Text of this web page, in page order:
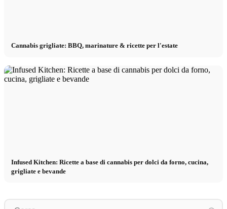
Cannabis grigliate: BBQ, marinature & ricette per l'estate
Infused Kitchen: Ricette a base di cannabis per dolci da forno, cucina,
grigliate e bevande